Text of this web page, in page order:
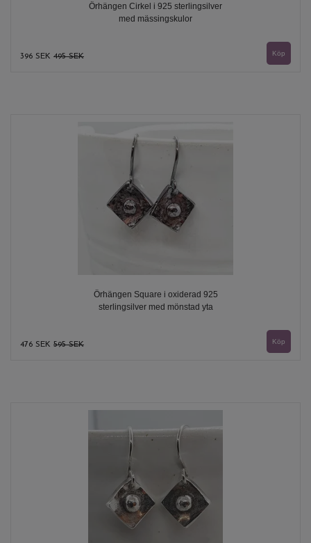
Örhängen Cirkel i 925 sterlingsilver
med mässingskulor
396 SEK 495 SEK
Örhängen Square i oxiderad 925
sterlingsilver med mönstad yta
476 SEK 595 SEK